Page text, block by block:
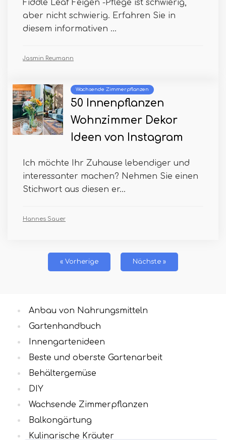
Fiddle Leaf Feigen -Pflege ist schwierig,
aber nicht schwierig. Erfahren Sie in
diesem informativen ...
Jasmin Reumann
Wachsende Zimmerpflanzen
50 Innenpflanzen
Wohnzimmer Dekor
Ideen von Instagram
Ich möchte Ihr Zuhause lebendiger und
interessanter machen? Nehmen Sie einen
Stichwort aus diesen er...
Hannes Sauer
« Vorherige Nächste »
Anbau von Nahrungsmitteln
Gartenhandbuch
Innengartenideen
Beste und oberste Gartenarbeit
Behältergemüse
DIY
Wachsende Zimmerpflanzen
Balkongärtung
Kulinarische Kräuter